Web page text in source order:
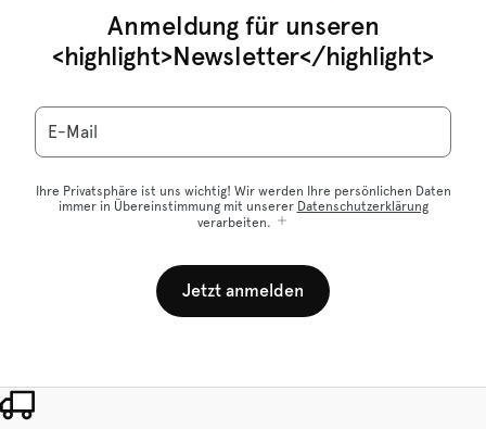
Anmeldung für unseren
<highlight>Newsletter</highlight>
E-Mail
Ihre Privatsphäre ist uns wichtig! Wir werden Ihre persönlichen Daten
immer in Übereinstimmung mit unserer Datenschutzerklärung
verarbeiten.
Jetzt anmelden